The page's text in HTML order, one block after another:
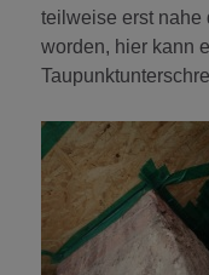
teilweise erst nahe
worden, hier kann